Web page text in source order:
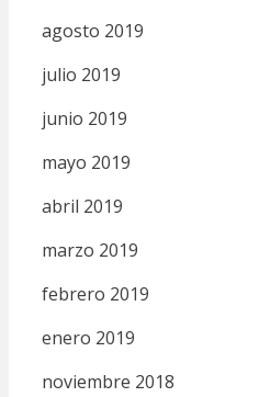
agosto 2019
julio 2019
junio 2019
mayo 2019
abril 2019
marzo 2019
febrero 2019
enero 2019
noviembre 2018